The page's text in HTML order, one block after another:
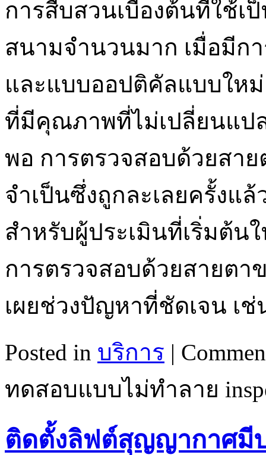
การสืบสวนเบื้องต้นที่ใช้เ
สนามจำนวนมาก เมื่อมีก
และแบบออปติคัลแบบให
ที่มีคุณภาพที่ไม่เปลี่ยนแป
พอ การตรวจสอบด้วยสาย
จำเป็นซึ่งถูกละเลยครั้งแ
สำหรับผู้ประเมินที่เริ่มต้น
การตรวจสอบด้วยสายตา
เผยช่วงปัญหาที่ชัดเจน เ
Posted in บริการ |
ทดสอบแบบไม่ทำลาย
ติดตั้งลิฟต์สุญญากาศมีป